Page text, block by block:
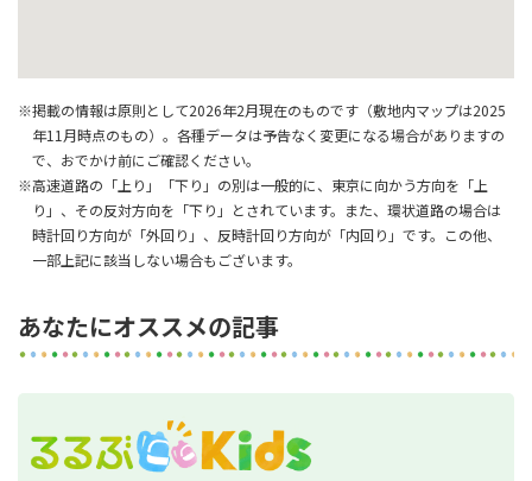
※掲載の情報は原則として2026年2月現在のものです（敷地内マップは2025
年11月時点のもの）。各種データは予告なく変更になる場合がありますの
で、おでかけ前にご確認ください。
※高速道路の「上り」「下り」の別は一般的に、東京に向かう方向を「上
り」、その反対方向を「下り」とされています。また、環状道路の場合は
時計回り方向が「外回り」、反時計回り方向が「内回り」です。この他、
一部上記に該当しない場合もございます。
あなたにオススメの記事